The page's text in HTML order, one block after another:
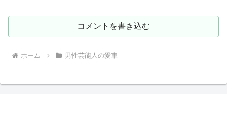
コメントを書き込む
ホーム 男性芸能人の愛車